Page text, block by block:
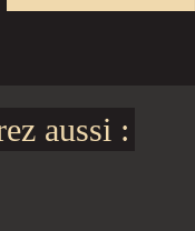
aussi :